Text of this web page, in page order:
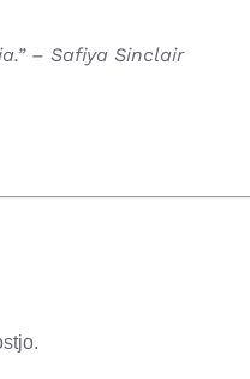
– Safiya Sinclair